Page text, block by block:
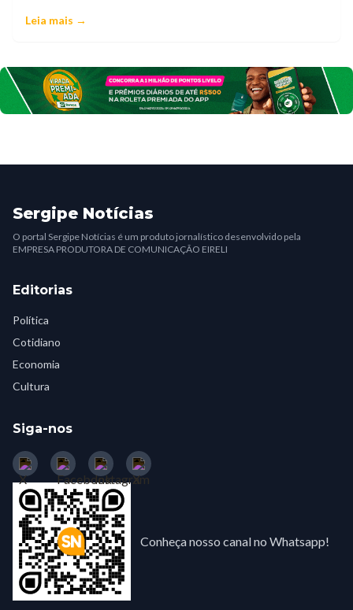
Leia mais →
Sergipe Notícias
O portal Sergipe Notícias é um produto jornalístico desenvolvido pela
EMPRESA PRODUTORA DE COMUNICAÇÃO EIRELI
Editorias
Política
Cotidiano
Economia
Cultura
Siga-nos
Conheça nosso canal no Whatsapp!